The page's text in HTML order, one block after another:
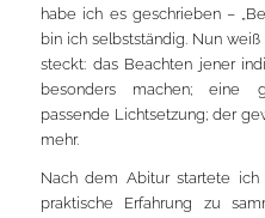
habe ich es geschrieben –
bin ich selbstständig. Nun
steckt: das Beachten jener
besonders machen; eine
passende Lichtsetzung; der
mehr.
Nach dem Abitur startete
praktische Erfahrung zu